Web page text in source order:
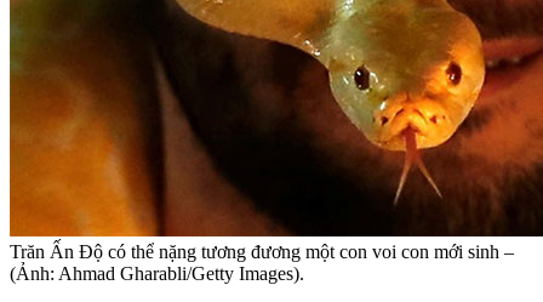
Trăn Ấn Độ có thể nặng tương đương một con voi con mới sinh –
(Ảnh: Ahmad Gharabli/Getty Images).